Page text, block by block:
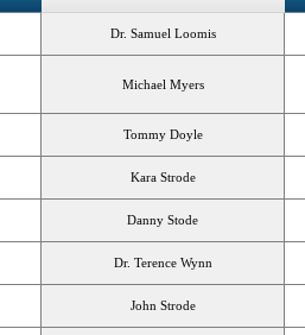
Dr. Samuel Loomis
Michael Myers
Tommy Doyle
Kara Strode
Danny Stode
Dr. Terence Wynn
John Strode